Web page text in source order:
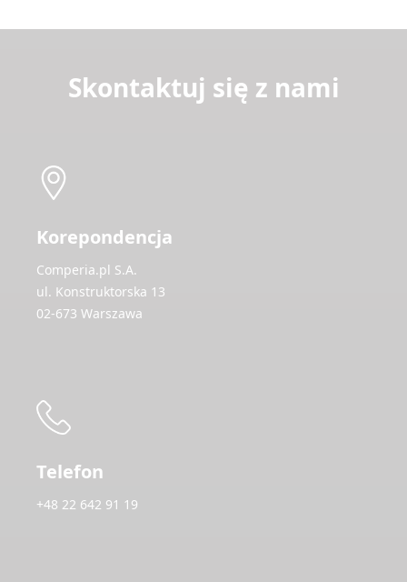
Skontaktuj się z nami
Korepondencja
Comperia.pl S.A.
ul. Konstruktorska 13
02-673 Warszawa
Telefon
+48 22 642 91 19